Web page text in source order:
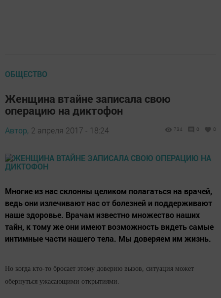
ОБЩЕСТВО
Женщина втайне записала свою
операцию на диктофон
Автор, 2 апреля 2017 - 18:24 734 0 0
Многие из нас склонны целиком полагаться на врачей,
ведь они излечивают нас от болезней и поддерживают
наше здоровье. Врачам известно множество наших
тайн, к тому же они имеют возможность видеть самые
интимные части нашего тела. Мы доверяем им жизнь.
Но когда кто-то бросает этому доверию вызов, ситуация может
обернуться ужасающими открытиями.